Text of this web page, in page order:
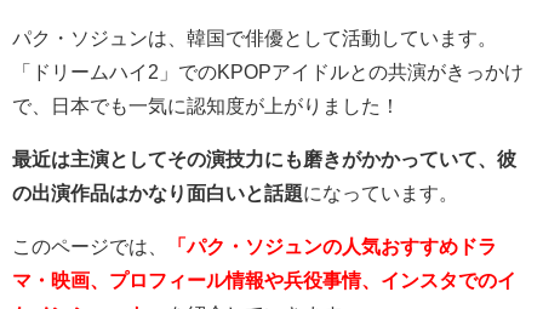
パク・ソジュンは、韓国で俳優として活動しています。
「ドリームハイ2」でのKPOPアイドルとの共演がきっかけ
で、日本でも一気に認知度が上がりました！
最近は主演としてその演技力にも磨きがかかっていて、彼
の出演作品はかなり面白いと話題になっています。
このページでは、
「パク・ソジュンの人気おすすめドラ
マ・映画、プロフィール情報や兵役事情、インスタでのイ